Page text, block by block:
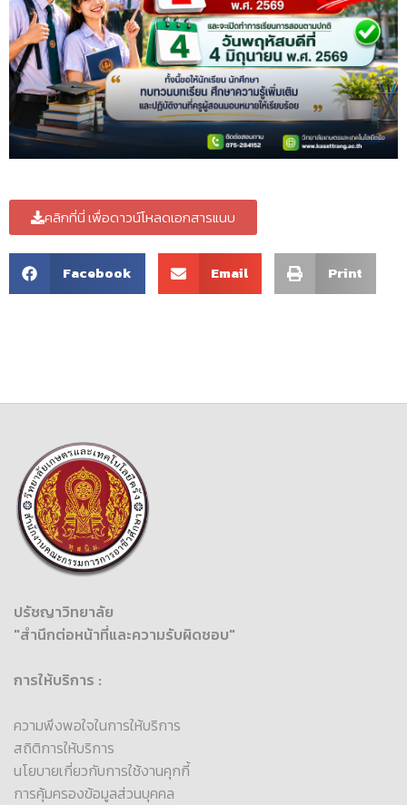
คลิกที่นี่ เพื่อดาวน์โหลดเอกสารแนบ
Facebook Email Print
ปรัชญาวิทยาลัย
"สำนึกต่อหน้าที่และความรับผิดชอบ"
การให้บริการ :
ความพึงพอใจในการให้บริการ
สถิติการให้บริการ
นโยบายเกี่ยวกับการใช้งานคุกกี้
การคุ้มครองข้อมูลส่วนบุคคล